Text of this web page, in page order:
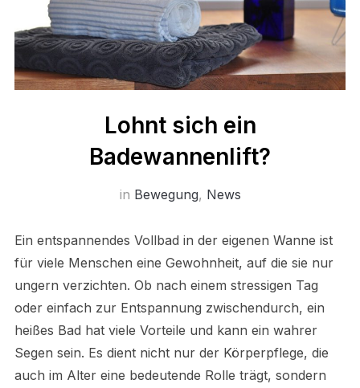
Lohnt sich ein
Badewannenlift?
in Bewegung, News
Ein entspannendes Vollbad in der eigenen Wanne ist
für viele Menschen eine Gewohnheit, auf die sie nur
ungern verzichten. Ob nach einem stressigen Tag
oder einfach zur Entspannung zwischendurch, ein
heißes Bad hat viele Vorteile und kann ein wahrer
Segen sein. Es dient nicht nur der Körperpflege, die
auch im Alter eine bedeutende Rolle trägt, sondern